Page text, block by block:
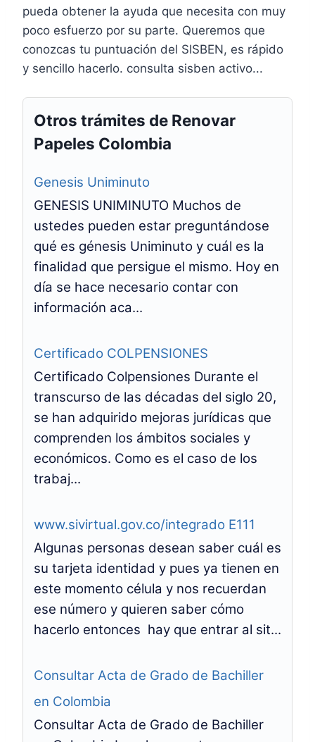
pueda obtener la ayuda que necesita con muy
poco esfuerzo por su parte. Queremos que
conozcas tu puntuación del SISBEN, es rápido
y sencillo hacerlo. consulta sisben activo...
Otros trámites de Renovar
Papeles Colombia
Genesis Uniminuto
GENESIS UNIMINUTO Muchos de
ustedes pueden estar preguntándose
qué es génesis Uniminuto y cuál es la
finalidad que persigue el mismo. Hoy en
día se hace necesario contar con
información aca...
Certificado COLPENSIONES
Certificado Colpensiones Durante el
transcurso de las décadas del siglo 20,
se han adquirido mejoras jurídicas que
comprenden los ámbitos sociales y
económicos. Como es el caso de los
trabaj...
www.sivirtual.gov.co/integrado E111
Algunas personas desean saber cuál es
su tarjeta identidad y pues ya tienen en
este momento célula y nos recuerdan
ese número y quieren saber cómo
hacerlo entonces hay que entrar al sit...
Consultar Acta de Grado de Bachiller
en Colombia
Consultar Acta de Grado de Bachiller